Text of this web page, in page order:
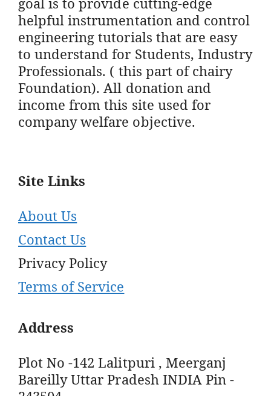
helpful instrumentation and control
engineering tutorials that are easy
to understand for Students, Industry
Professionals. ( this part of chairy
Foundation). All donation and
income from this site used for
company welfare objective.
Site Links
About Us
Contact Us
Privacy Policy
Terms of Service
Address
Plot No -142 Lalitpuri , Meerganj
Bareilly Uttar Pradesh INDIA Pin -